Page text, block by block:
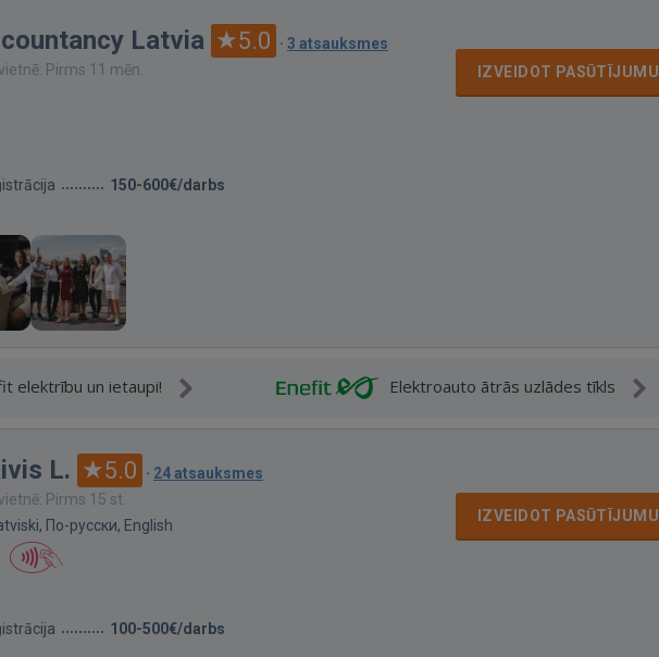
Latvia 5.0 · 3 atsauksmes
Pirms 11 mēn.
IZVEIDOT PASŪTĪJUMU
150-600€/darbs
elektrību un ietaupi! Elektroauto ātrās uzlādes tīkls
L. 5.0 · 24 atsauksmes
Pirms 15 st.
По-русски, English
IZVEIDOT PASŪTĪJUMU
100-500€/darbs